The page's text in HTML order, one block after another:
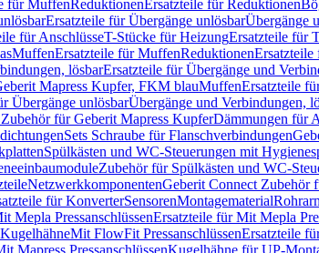
für MuffenReduktionenErsatzteile für Reduktionen
Ersatzteile für Übergänge unlösbarÜbergänge
für AnschlüsseT-Stücke für HeizungErsatzteile für
MuffenErsatzteile für MuffenReduktionenErsatzteile
lösbarErsatzteile für Übergänge und
Mapress Kupfer, FKM blauMuffenErsatzteile
Übergänge unlösbarÜbergänge und Verbindungen,
für Geberit Mapress KupferDämmungen für
Sets Schraube für Flanschverbindungen
Spülkästen und WC-Steuerungen mit
Zubehör für Spülkästen und WC-
NetzwerkkomponentenGeberit Connect Zubehör
für KonverterSensorenMontagematerial
Mepla PressanschlüssenErsatzteile für Mit Mepla
Mit FlowFit PressanschlüssenErsatzteile
Mapress PressanschlüssenKugelhähne für UP-